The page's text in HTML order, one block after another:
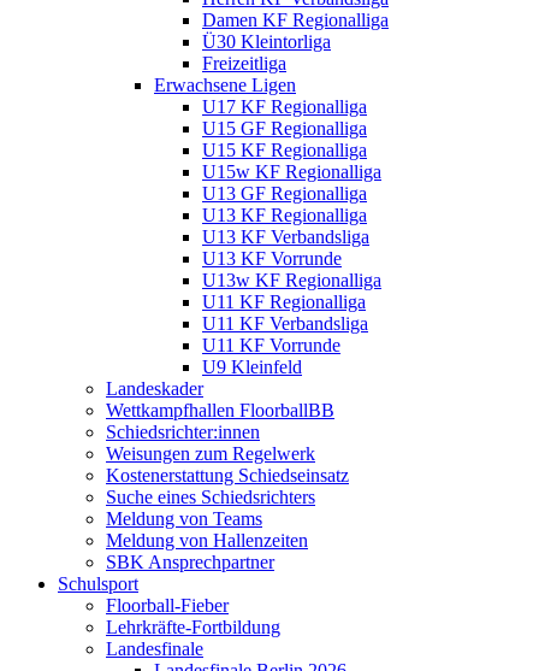
Damen KF Regionalliga
Ü30 Kleintorliga
Freizeitliga
Erwachsene Ligen
U17 KF Regionalliga
U15 GF Regionalliga
U15 KF Regionalliga
U15w KF Regionalliga
U13 GF Regionalliga
U13 KF Regionalliga
U13 KF Verbandsliga
U13 KF Vorrunde
U13w KF Regionalliga
U11 KF Regionalliga
U11 KF Verbandsliga
U11 KF Vorrunde
U9 Kleinfeld
Landeskader
Wettkampfhallen FloorballBB
Schiedsrichter:innen
Weisungen zum Regelwerk
Kostenerstattung Schiedseinsatz
Suche eines Schiedsrichters
Meldung von Teams
Meldung von Hallenzeiten
SBK Ansprechpartner
Schulsport
Floorball-Fieber
Lehrkräfte-Fortbildung
Landesfinale